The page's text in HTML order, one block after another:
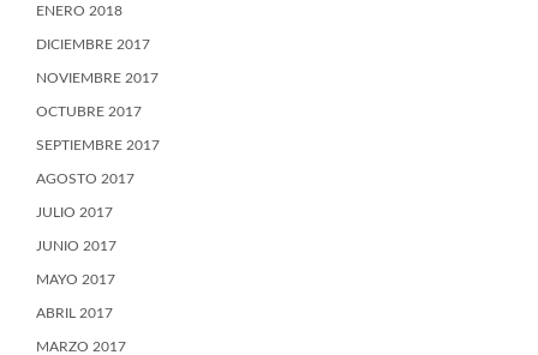
ENERO 2018
DICIEMBRE 2017
NOVIEMBRE 2017
OCTUBRE 2017
SEPTIEMBRE 2017
AGOSTO 2017
JULIO 2017
JUNIO 2017
MAYO 2017
ABRIL 2017
MARZO 2017